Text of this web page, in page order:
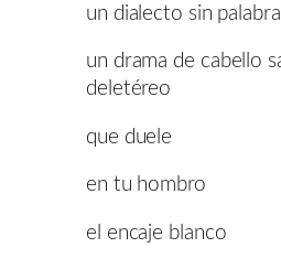
un dialecto sin
un drama de cabello
deletéreo
que duele
en tu hombro
el encaje blanco